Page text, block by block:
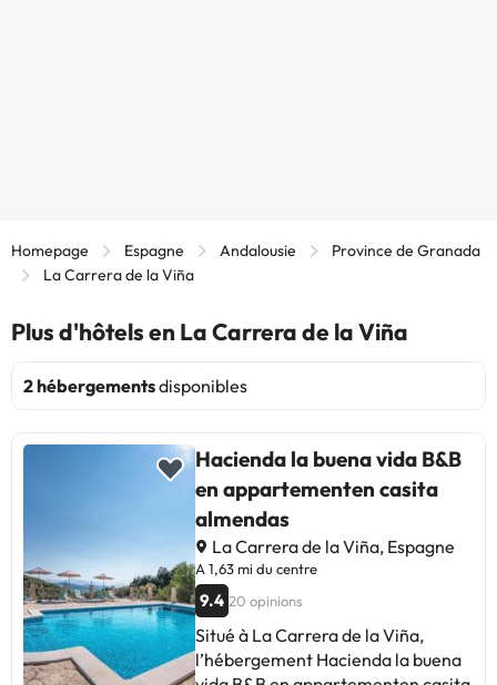
Homepage Espagne Andalousie
Province de Granada
La Carrera de la Viña
Plus d'hôtels en La Carrera de la Viña
2 hébergementsdisponibles
Hacienda la buena vida B&B
en appartementen casita
almendas
La Carrera de la Viña, Espagne
A 1,63 mi du centre
9.4 20 opinions
Situé à La Carrera de la Viña,
l’hébergement Hacienda la buena